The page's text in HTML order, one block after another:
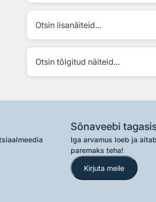
Otsin lisanäiteid...
Otsin tõlgitud näiteid...
Sõnaveebi
Iga arvamus loeb ja
paremaks teha!
Kirjuta meile